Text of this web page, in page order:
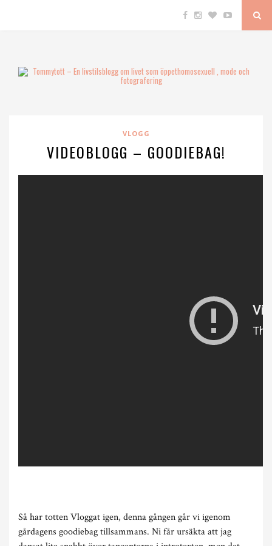
VLOGG
VIDEOBLOGG – GOODIEBAG!
Så har totten Vloggat igen, denna gången går vi igenom
gårdagens goodiebag tillsammans. Ni får ursäkta att jag